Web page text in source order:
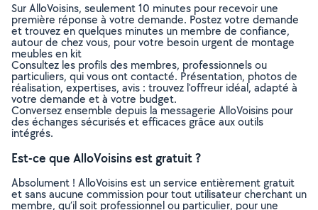
Sur AlloVoisins, seulement 10 minutes pour recevoir une
première réponse à votre demande. Postez votre demande
et trouvez en quelques minutes un membre de confiance,
autour de chez vous, pour votre besoin urgent de montage
meubles en kit
Consultez les profils des membres, professionnels ou
particuliers, qui vous ont contacté. Présentation, photos de
réalisation, expertises, avis : trouvez l'offreur idéal, adapté à
votre demande et à votre budget.
Conversez ensemble depuis la messagerie AlloVoisins pour
des échanges sécurisés et efficaces grâce aux outils
intégrés.
Est-ce que AlloVoisins est gratuit ?
Absolument ! AlloVoisins est un service entièrement gratuit
et sans aucune commission pour tout utilisateur cherchant un
membre, qu’il soit professionnel ou particulier, pour une